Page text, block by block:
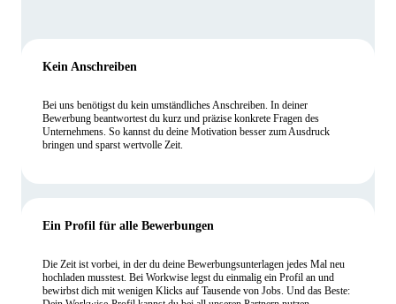
Kein Anschreiben
Bei uns benötigst du kein umständliches Anschreiben. In deiner
Bewerbung beantwortest du kurz und präzise konkrete Fragen des
Unternehmens. So kannst du deine Motivation besser zum Ausdruck
bringen und sparst wertvolle Zeit.
Ein Profil für alle Bewerbungen
Die Zeit ist vorbei, in der du deine Bewerbungsunterlagen jedes Mal neu
hochladen musstest. Bei Workwise legst du einmalig ein Profil an und
bewirbst dich mit wenigen Klicks auf Tausende von Jobs. Und das Beste: